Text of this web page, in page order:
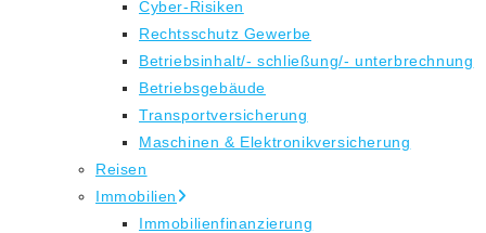
Cyber-Risiken
Rechtsschutz Gewerbe
Betriebsinhalt/- schließung/- unterbrechnung
Betriebsgebäude
Transportversicherung
Maschinen & Elektronikversicherung
Reisen
Immobilien
Immobilienfinanzierung